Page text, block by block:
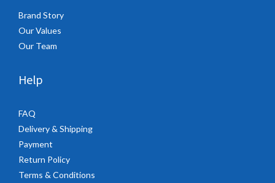
Brand Story
Our Values
Our Team
Help
FAQ
Delivery & Shipping
Payment
Return Policy
Terms & Conditions